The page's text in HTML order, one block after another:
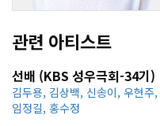
관련 아티스트
선배 (KBS 성우극회-34기)
김두용, 김상백, 신송이, 우현주,
임정길, 홍수정